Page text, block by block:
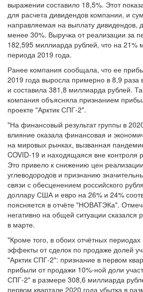
выражении составило 18,5%. Этот
для расчета дивидендов компании, и
направляемая на выплату дивидендов,
менее 30%. Выручка от реализации за
182,595 миллиарда рублей, что на 21%
периода 2019 года.
Ранее компания сообщала, что ее
2019 года выросла примерно в 8,9 раза
и составила 381,8 миллиарда рублей.
компания объясняла признанием
проекте "Арктик СПГ-2".
"На финансовый результат группы в
влияние оказала финансовая и
на мировых рынках, вызванная
COVID-19 и находящаяся вне контроля
Это привело к снижению цен
углеводородов и признанию
связи с обесценением российского
доллару США и евро на 26% и 24%
поясняется в отчёте "НОВАТЭКа".
негативно на общей ситуации
в марте.
"Кроме того, в обоих отчётных
эффекты от сделок по продаже долей
"Арктик СПГ-2": признание в первом
прибыли от продажи 10%-ной доли
СПГ-2" в размере 308,6 миллиарда
первом квартале 2020 года убытка в